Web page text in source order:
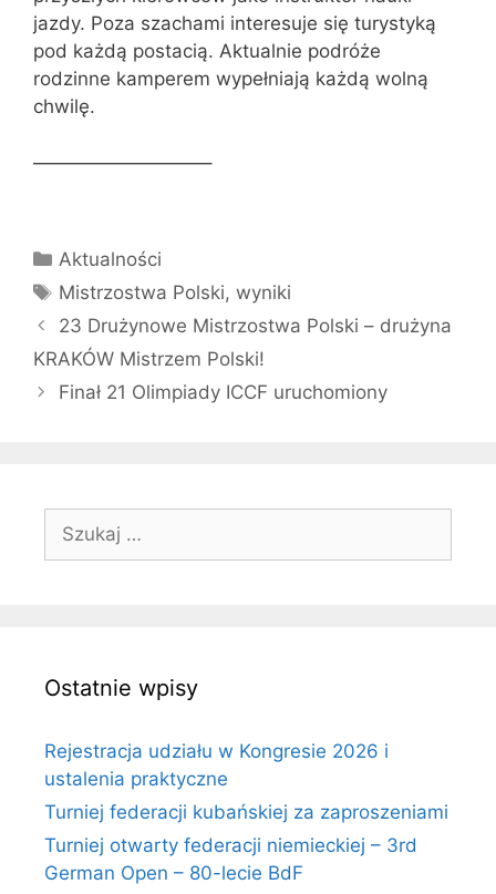
jazdy. Poza szachami interesuje się turystyką
pod każdą postacią. Aktualnie podróże
rodzinne kamperem wypełniają każdą wolną
chwilę.
—————————–
Kategorie
Aktualności
Tagi
Mistrzostwa Polski,wyniki
23 Drużynowe Mistrzostwa Polski – drużyna
KRAKÓW Mistrzem Polski!
Finał 21 Olimpiady ICCF uruchomiony
Szukaj:
Ostatnie wpisy
Rejestracja udziału w Kongresie 2026 i
ustalenia praktyczne
Turniej federacji kubańskiej za zaproszeniami
Turniej otwarty federacji niemieckiej – 3rd
German Open – 80-lecie BdF